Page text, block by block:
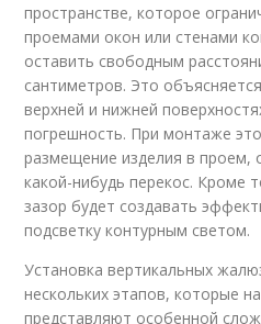
пространстве, которое
проемами окон или стенами
оставить свободным
сантиметров. Это
верхней и нижней
погрешность. При монтаже
размещение изделия в проем,
какой-нибудь перекос. Кроме
зазор будет создавать
подсветку контурным светом.
Установка вертикальных
нескольких этапов, которые
представляют особенной